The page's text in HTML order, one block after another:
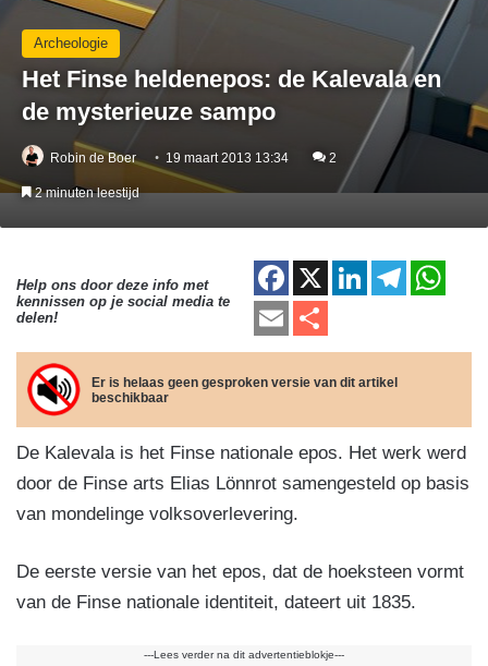
Archeologie
Het Finse heldenepos: de Kalevala en
de mysterieuze sampo
Robin de Boer 19 maart 2013 13:34 2
2 minuten leestijd
Help ons door deze info met
kennissen op je social media te
delen!
F
a
c
e
b
o
o
k
X
Li
k
e
dI
n
T
e
a
m
at
A
p
p
E
m
ail
el
e
n
Er is helaas geen gesproken versie van dit artikel
beschikbaar
De Kalevala is het Finse nationale epos. Het werk werd
door de Finse arts Elias Lönnrot samengesteld op basis
van mondelinge volksoverlevering.
De eerste versie van het epos, dat de hoeksteen vormt
van de Finse nationale identiteit, dateert uit 1835.
---Lees verder na dit advertentieblokje---